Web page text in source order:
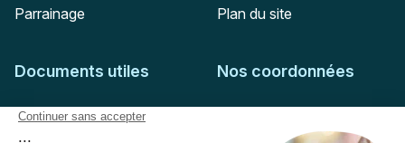
Parrainage
Plan du site
Documents utiles
Feuille de soins
Nos coordonnées
51-55 rue Hoche